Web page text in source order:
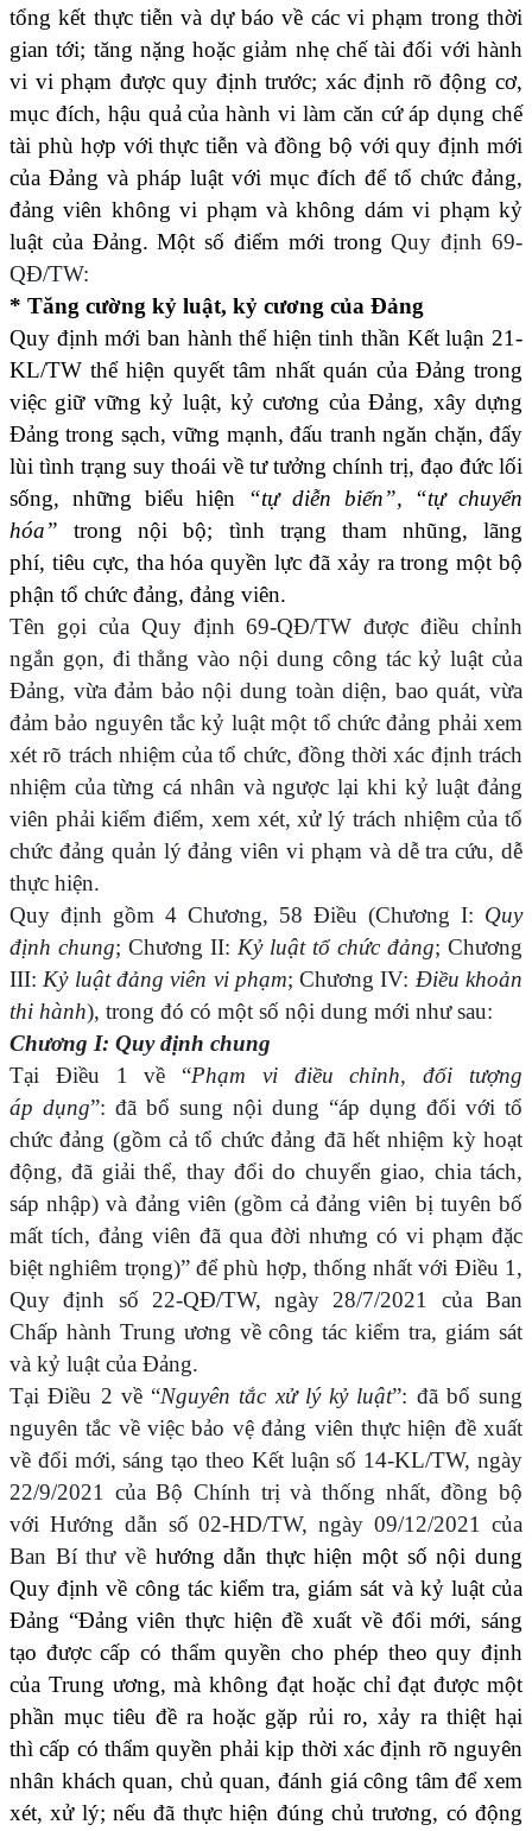
tổng kết thực tiễn và dự báo về các vi phạm trong thời
gian tới; tăng nặng hoặc giảm nhẹ chế tài đối với hành
vi vi phạm được quy định trước; xác định rõ động cơ,
mục đích, hậu quả của hành vi làm căn cứ áp dụng chế
tài phù hợp với thực tiễn và đồng bộ với quy định mới
của Đảng và pháp luật với mục đích để tổ chức đảng,
đảng viên không vi phạm và không dám vi phạm kỷ
luật của Đảng. Một số điểm mới trong Quy định 69-
QĐ/TW:
* Tăng cường kỷ luật, kỷ cương của Đảng
Quy định mới ban hành thể hiện tinh thần Kết luận 21-
KL/TW thể hiện quyết tâm nhất quán của Đảng trong
việc giữ vững kỷ luật, kỷ cương của Đảng, xây dựng
Đảng trong sạch, vững mạnh, đấu tranh ngăn chặn, đẩy
lùi tình trạng suy thoái về tư tưởng chính trị, đạo đức lối
sống, những biểu hiện “tự diễn biến”, “tự chuyển
hóa” trong nội bộ; tình trạng tham nhũng, lãng
phí, tiêu cực, tha hóa quyền lực đã xảy ra trong một bộ
phận tổ chức đảng, đảng viên.
Tên gọi của Quy định 69-QĐ/TW được điều chỉnh
ngắn gọn, đi thẳng vào nội dung công tác kỷ luật của
Đảng, vừa đảm bảo nội dung toàn diện, bao quát, vừa
đảm bảo nguyên tắc kỷ luật một tổ chức đảng phải xem
xét rõ trách nhiệm của tổ chức, đồng thời xác định trách
nhiệm của từng cá nhân và ngược lại khi kỷ luật đảng
viên phải kiểm điểm, xem xét, xử lý trách nhiệm của tổ
chức đảng quản lý đảng viên vi phạm và dễ tra cứu, dễ
thực hiện.
Quy định gồm 4 Chương, 58 Điều (Chương I: Quy
định chung; Chương II: Kỷ luật tổ chức đảng; Chương
III:Kỷ luật đảng viên vi phạm; Chương IV: Điều khoản
thi hành), trong đó có một số nội dung mới như sau:
Chương I: Quy định chung
Tại Điều 1 về “Phạm vi điều chỉnh, đối tượng
áp dụng”: đã bổ sung nội dung “áp dụng đối với tổ
chức đảng (gồm cả tổ chức đảng đã hết nhiệm kỳ hoạt
động, đã giải thể, thay đổi do chuyển giao, chia tách,
sáp nhập) và đảng viên (gồm cả đảng viên bị tuyên bố
mất tích, đảng viên đã qua đời nhưng có vi phạm đặc
biệt nghiêm trọng)” để phù hợp, thống nhất với Điều 1,
Quy định số 22-QĐ/TW, ngày 28/7/2021 của Ban
Chấp hành Trung ương về công tác kiểm tra, giám sát
và kỷ luật của Đảng.
Tại Điều 2 về “Nguyên tắc xử lý kỷ luật”: đã bổ sung
nguyên tắc về việc bảo vệ đảng viên thực hiện đề xuất
về đổi mới, sáng tạo theo Kết luận số 14-KL/TW, ngày
22/9/2021 của Bộ Chính trị và thống nhất, đồng bộ
với Hướng dẫn số 02-HD/TW, ngày 09/12/2021 của
Ban Bí thư về hướng dẫn thực hiện một số nội dung
Quy định về công tác kiểm tra, giám sát và kỷ luật của
Đảng “Đảng viên thực hiện đề xuất về đổi mới, sáng
tạo được cấp có thẩm quyền cho phép theo quy định
của Trung ương, mà không đạt hoặc chỉ đạt được một
phần mục tiêu đề ra hoặc gặp rủi ro, xảy ra thiệt hại
thì cấp có thẩm quyền phải kịp thời xác định rõ nguyên
nhân khách quan, chủ quan, đánh giá công tâm để xem
xét, xử lý; nếu đã thực hiện đúng chủ trương, có động